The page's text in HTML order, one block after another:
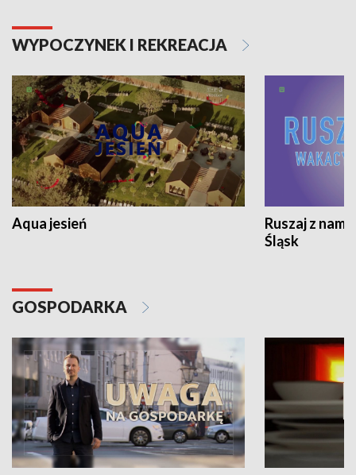
WYPOCZYNEK I REKREACJA
Aqua jesień
Ruszaj z
Śląsk
GOSPODARKA